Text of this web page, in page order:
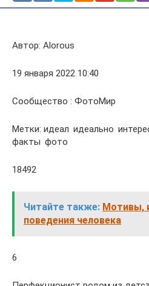
Автор: Alorous
19 января 2022 10:40
Сообщество : ФотоМир
Метки: идеал идеально
факты фото
18492
Читайте также: Мотивы,
поведения человека
6